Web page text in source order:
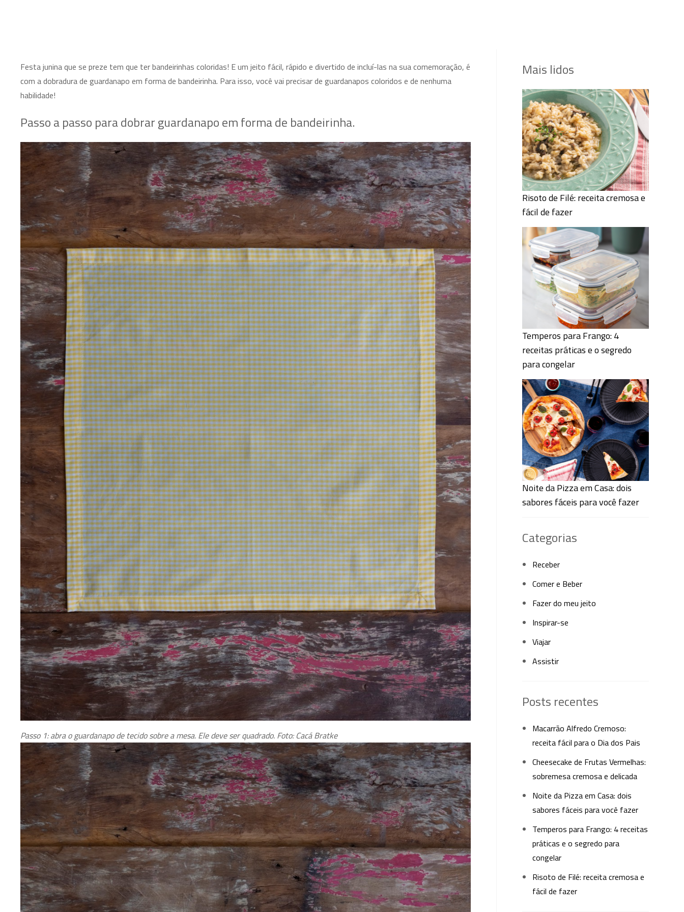
Festa junina que se preze tem que ter bandeirinhas coloridas! E um jeito fácil, rápido e divertido de incluí-las na sua comemoração, é
com a dobradura de guardanapo em forma de bandeirinha. Para isso, você vai precisar de guardanapos coloridos e de nenhuma
habilidade!
Passo a passo para dobrar guardanapo em forma de bandeirinha.
Passo 1: abra o guardanapo de tecido sobre a mesa. Ele deve ser quadrado. Foto: Cacá Bratke
Mais lidos
Risoto de Filé: receita cremosa e
fácil de fazer
Temperos para Frango: 4
receitas práticas e o segredo
para congelar
Noite da Pizza em Casa: dois
sabores fáceis para você fazer
Categorias
Receber
Comer e Beber
Fazer do meu jeito
Inspirar-se
Viajar
Assistir
Posts recentes
Macarrão Alfredo Cremoso:
receita fácil para o Dia dos Pais
Cheesecake de Frutas Vermelhas:
sobremesa cremosa e delicada
Noite da Pizza em Casa: dois
sabores fáceis para você fazer
Temperos para Frango: 4 receitas
práticas e o segredo para
congelar
Risoto de Filé: receita cremosa e
fácil de fazer